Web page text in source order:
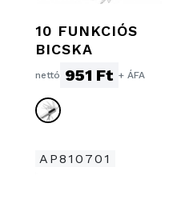
10 FUNKCIÓS
BICSKA
nettó 951 Ft + ÁFA
AP810701